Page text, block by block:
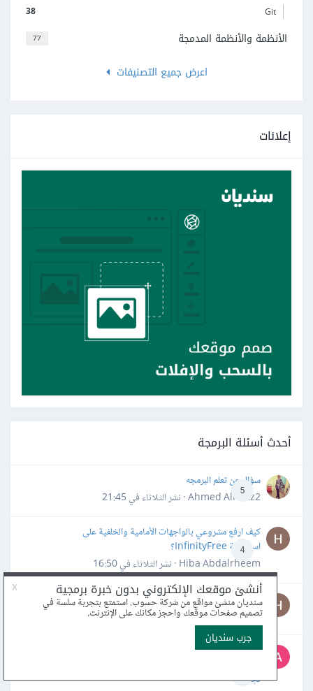
38 Git
77
الأنظمة والأنظمة المدمجة
اعرض جميع التصنيفات
إعلانات
أحدث أسئلة البرمجة
5
سؤال عن تعلم البرمجه
Ahmed Alhafiz2 · نشر
الثلاثاء في 21:45
4
كيف ارفع مشروعي بالواجهات الأمامية والخلفية على
استضافة InfinityFree؟
Hiba Abdalrheem · نشر
الثلاثاء في 16:50
3
لغة solidity
Hiba Abdalrheem · نشر
20 يوليو
ما هي أفضل المصادر المجانية (كورسات، كتب، أدوات) لتعلّم
تجنبها؟